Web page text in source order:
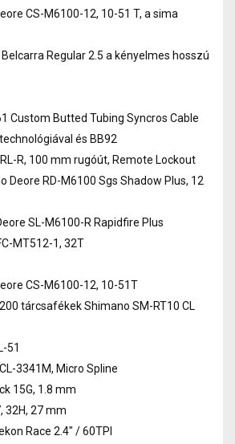
CS-M6100-12, 10-51 T, a sima
Regular 2.5 a kényelmes hosszú
Custom Butted Tubing Syncros Cable
és BB92
R, 100 mm rugóút, Remote Lockout
Deore RD-M6100 Sgs Shadow Plus, 12
SL-M6100-R Rapidfire Plus
MT512-1, 32T
CS-M6100-12, 10-51T
tárcsafékek Shimano SM-RT10 CL
51
3341M, Micro Spline
15G, 1.8 mm
32H, 27 mm
Race 2.4" / 60TPI